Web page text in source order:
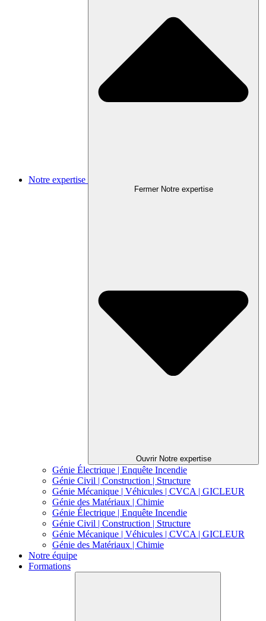
Notre expertise
Fermer Notre expertise
Ouvrir Notre expertise
Génie Électrique | Enquête Incendie
Génie Civil | Construction | Structure
Génie Mécanique | Véhicules | CVCA | GICLEUR
Génie des Matériaux | Chimie
Génie Électrique | Enquête Incendie
Génie Civil | Construction | Structure
Génie Mécanique | Véhicules | CVCA | GICLEUR
Génie des Matériaux | Chimie
Notre équipe
Formations